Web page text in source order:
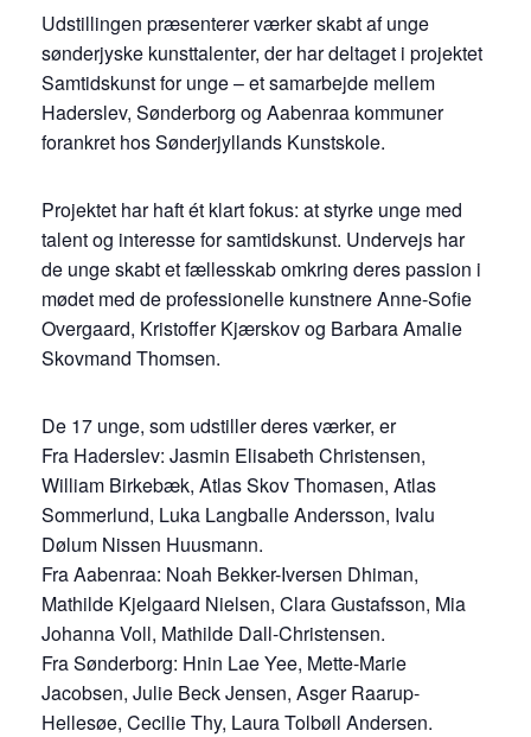
Udstillingen præsenterer værker skabt af unge
sønderjyske kunsttalenter, der har deltaget i projektet
Samtidskunst for unge – et samarbejde mellem
Haderslev, Sønderborg og Aabenraa kommuner
forankret hos Sønderjyllands Kunstskole.
Projektet har haft ét klart fokus: at styrke unge med
talent og interesse for samtidskunst. Undervejs har
de unge skabt et fællesskab omkring deres passion i
mødet med de professionelle kunstnere Anne-Sofie
Overgaard, Kristoffer Kjærskov og Barbara Amalie
Skovmand Thomsen.
De 17 unge, som udstiller deres værker, er
Fra Haderslev: Jasmin Elisabeth Christensen,
William Birkebæk, Atlas Skov Thomasen, Atlas
Sommerlund, Luka Langballe Andersson, Ivalu
Dølum Nissen Huusmann.
Fra Aabenraa: Noah Bekker-Iversen Dhiman,
Mathilde Kjelgaard Nielsen, Clara Gustafsson, Mia
Johanna Voll, Mathilde Dall-Christensen.
Fra Sønderborg: Hnin Lae Yee, Mette-Marie
Jacobsen, Julie Beck Jensen, Asger Raarup-
Hellesøe, Cecilie Thy, Laura Tolbøll Andersen.